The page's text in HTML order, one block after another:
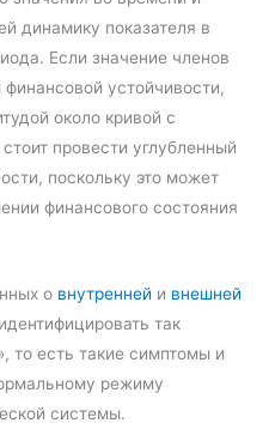
динамику показателя в
Если значение членов
устойчивости,
около кривой с
провести углубленный
поскольку это может
финансового состояния
о внутренней и внешней
так
то есть такие симптомы и
режиму
системы.